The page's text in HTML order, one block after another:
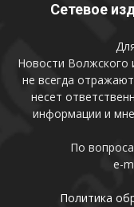
Сетевое
Новости Волжского
не всегда
несет
информации и
По
e-
Политика